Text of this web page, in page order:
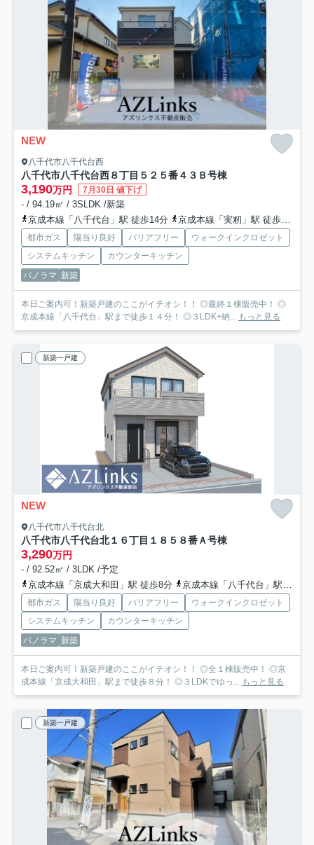
NEW
八千代市八千代台西
八千代市八千代台西８丁目５２５番４３ Ｂ号棟
3,190万円 7月30日 値下げ
- / 94.19㎡ / 3SLDK /新築
京成本線「八千代台」駅 徒歩14分
京成本線「実籾」駅 徒歩30分
都市ガス 陽当り良好 バリアフリー
ウォークインクロゼット
システムキッチン
カウンターキッチン
パノラマ 新築
本日ご案内可！新築戸建のここがイチオシ！！ ◎最終１棟販売中！ ◎
京成本線「八千代台」駅まで徒歩１４分！ ◎３LDK+納... もっと見る
新築一戸建
NEW
八千代市八千代台北
八千代市八千代台北１６丁目１８５８番Ａ号棟
3,290万円
- / 92.52㎡ / 3LDK /予定
京成本線「京成大和田」駅 徒歩8分
京成本線「八千代台」駅 徒歩26分
都市ガス 陽当り良好 バリアフリー
ウォークインクロゼット
システムキッチン
カウンターキッチン
パノラマ 新築
本日ご案内可！新築戸建のここがイチオシ！！ ◎全１棟販売中！ ◎京
成本線「京成大和田」駅まで徒歩８分！ ◎３LDKでゆっ... もっと見る
新築一戸建